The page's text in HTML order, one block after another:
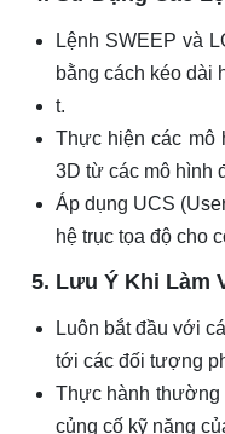
Lệnh SWEEP và
bằng cách kéo dài
t.
Thực hiện các mô
3D từ các mô hình
Áp dụng UCS
hệ trục tọa độ cho
5. Lưu Ý Khi Làm
Luôn bắt đầu với
tới các đối tượng
Thực hành thường
củng cố kỹ năng